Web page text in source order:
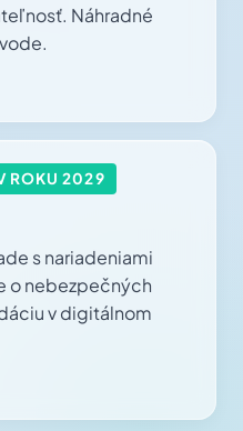
Náhradné
ROKU 2029
s nariadeniami
o nebezpečných
v digitálnom